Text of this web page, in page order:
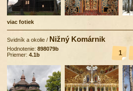
viac fotiek
Svidník a okolie / Nižný Komárnik
1
Hodnotenie: 898079b
Priemer: 4.1b